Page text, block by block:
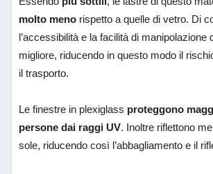
molto meno rispetto a quelle di vetro. Di
l’accessibilità e la facilità di manipolazione
migliore, riducendo in questo modo il
il trasporto.
Le finestre in plexiglass proteggono
persone dai raggi UV. Inoltre riflettono
sole, riducendo così l’abbagliamento e il